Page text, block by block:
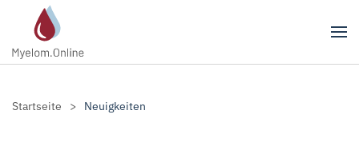
Zum Hauptinhalt springen
Startseite Neuigkeiten